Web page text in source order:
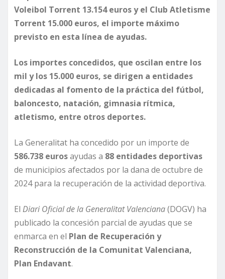
Voleibol Torrent 13.154 euros y el Club Atletisme
Torrent 15.000 euros, el importe máximo
previsto en esta línea de ayudas.
Los importes concedidos, que oscilan entre los
mil y los 15.000 euros, se dirigen a entidades
dedicadas al fomento de la práctica del fútbol,
baloncesto, natación, gimnasia rítmica,
atletismo, entre otros deportes.
La Generalitat ha concedido por un importe de
586.738 eurosayudas a 88 entidades deportivas
de municipios afectados por la dana de octubre de
2024 para la recuperación de la actividad deportiva.
El Diari Oficial de la Generalitat Valenciana(DOGV) ha
publicado la concesión parcial de ayudas que se
enmarca en el Plan de Recuperación y
Reconstrucción de la Comunitat Valenciana,
Plan Endavant.